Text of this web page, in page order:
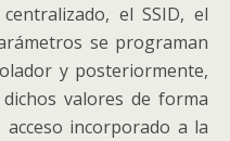
el SSID, el
se programan
y posteriormente,
valores de forma
incorporado a la